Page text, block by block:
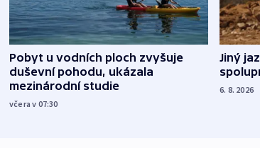
Pobyt u vodních ploch zvyšuje
duševní pohodu, ukázala
mezinárodní studie
včera v 07:30
Jiný
6. 8. 2026